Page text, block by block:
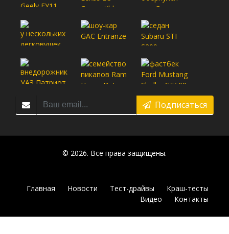
Подписаться
© 2026. Все права защищены.
Главная Новости Тест-драйвы
Краш-тесты
Видео
Контакты